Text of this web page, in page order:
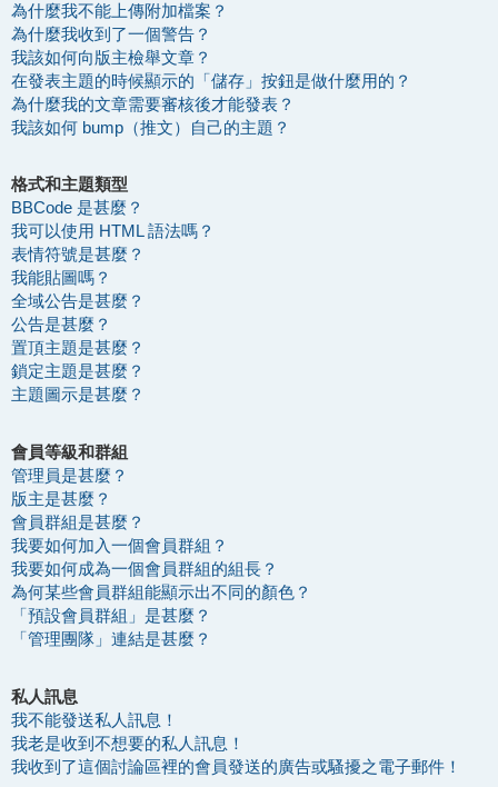
為什麼我不能上傳附加檔案？
為什麼我收到了一個警告？
我該如何向版主檢舉文章？
在發表主題的時候顯示的「儲存」按鈕是做什麼用的？
為什麼我的文章需要審核後才能發表？
我該如何 bump（推文）自己的主題？
格式和主題類型
BBCode 是甚麼？
我可以使用 HTML 語法嗎？
表情符號是甚麼？
我能貼圖嗎？
全域公告是甚麼？
公告是甚麼？
置頂主題是甚麼？
鎖定主題是甚麼？
主題圖示是甚麼？
會員等級和群組
管理員是甚麼？
版主是甚麼？
會員群組是甚麼？
我要如何加入一個會員群組？
我要如何成為一個會員群組的組長？
為何某些會員群組能顯示出不同的顏色？
「預設會員群組」是甚麼？
「管理團隊」連結是甚麼？
私人訊息
我不能發送私人訊息！
我老是收到不想要的私人訊息！
我收到了這個討論區裡的會員發送的廣告或騷擾之電子郵件！